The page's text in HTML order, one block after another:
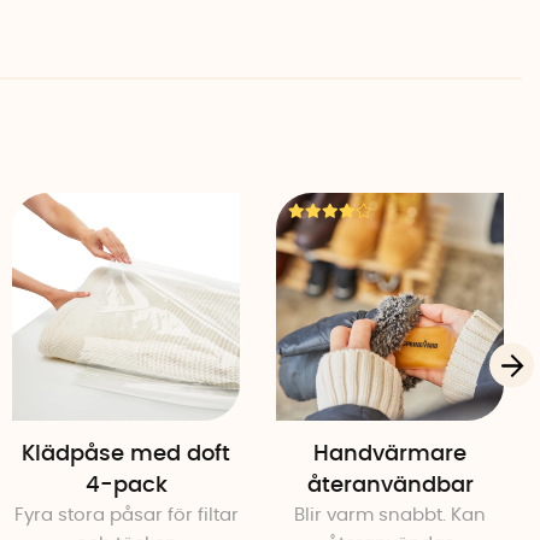
Klädpåse med doft
4-pack
Fyra stora påsar för filtar
Handvärmare
återanvändbar
Blir varm snabbt. Kan